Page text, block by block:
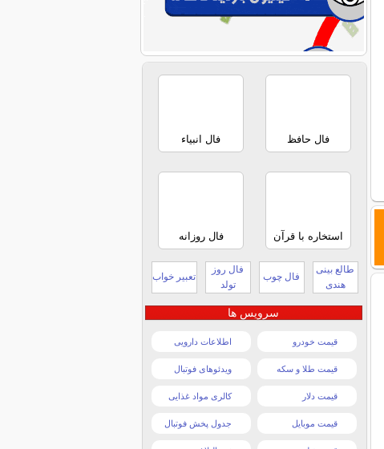
فال حافظ فال انبیاء
استخاره با قرآن فال روزانه
طالع بینی
هندی
فال چوب
فال روز
تولد
تعبیر خواب
سرویس ها
قیمت خودرو اطلاعات دارویی
قیمت طلا و سکه ویدئوهای فوتبال
قیمت دلار کالری مواد غذایی
قیمت موبایل جدول پخش فوتبال